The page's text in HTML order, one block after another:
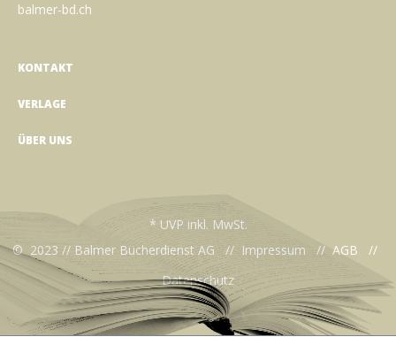
balmer-bd.ch
KONTAKT
VERLAGE
ÜBER UNS
* UVP inkl. MwSt.
© 2023 // Balmer Bücherdienst AG // Impressum // AGB //
Datenschutz